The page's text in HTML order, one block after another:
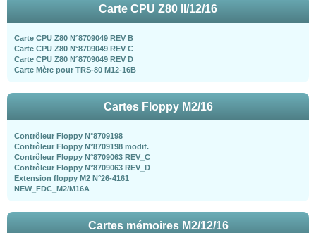
Carte CPU Z80 II/12/16
Carte CPU Z80 N°8709049 REV B
Carte CPU Z80 N°8709049 REV C
Carte CPU Z80 N°8709049 REV D
Carte Mère pour TRS-80 M12-16B
Cartes Floppy M2/16
Contrôleur Floppy N°8709198
Contrôleur Floppy N°8709198 modif.
Contrôleur Floppy N°8709063 REV_C
Contrôleur Floppy N°8709063 REV_D
Extension floppy M2 N°26-4161
NEW_FDC_M2/M16A
Cartes mémoires M2/12/16